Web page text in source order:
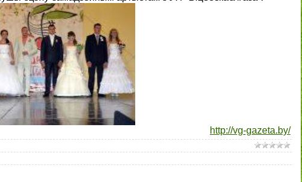
http://vg-gazeta.by/